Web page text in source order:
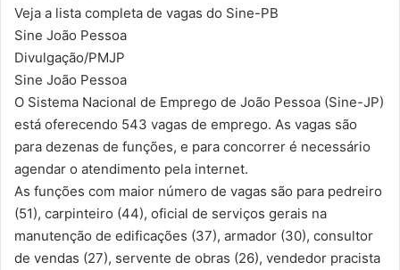
Veja a lista completa de vagas do Sine-PB
Sine João Pessoa
Divulgação/PMJP
Sine João Pessoa
O Sistema Nacional de Emprego de João Pessoa (Sine-JP)
está oferecendo 543 vagas de emprego. As vagas são
para dezenas de funções, e para concorrer é necessário
agendar o atendimento pela internet.
As funções com maior número de vagas são para pedreiro
(51), carpinteiro (44), oficial de serviços gerais na
manutenção de edificações (37), armador (30), consultor
de vendas (27), servente de obras (26), vendedor pracista